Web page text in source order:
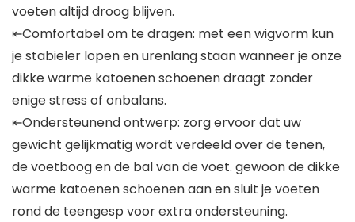
voeten altijd droog blijven.
⇤Comfortabel om te dragen: met een wigvorm kun
je stabieler lopen en urenlang staan wanneer je onze
dikke warme katoenen schoenen draagt zonder
enige stress of onbalans.
⇤Ondersteunend ontwerp: zorg ervoor dat uw
gewicht gelijkmatig wordt verdeeld over de tenen,
de voetboog en de bal van de voet. gewoon de dikke
warme katoenen schoenen aan en sluit je voeten
rond de teengesp voor extra ondersteuning.